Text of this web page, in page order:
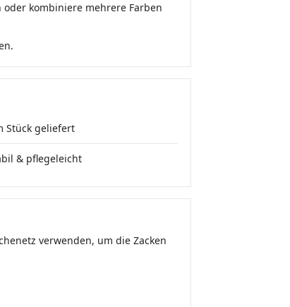
kombiniere mehrere Farben
Stück geliefert
& pflegeleicht
verwenden, um die Zacken